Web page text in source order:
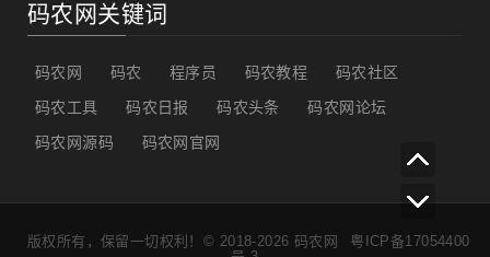
码农网关键词
码农网 码农 程序员 码农教程
码农社区
码农工具
码农日报 码农头条
码农网论坛
码农网源码
码农网官网
版权所有，保留一切权利！© 2018-2026 码农网
粤ICP备17054400